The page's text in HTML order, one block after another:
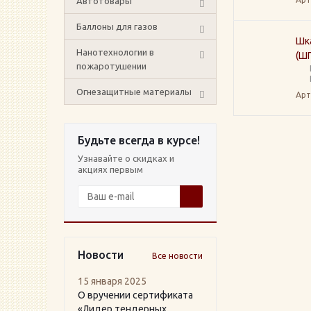
Баллоны для газов
Нанотехнологии в
пожаротушении
Огнезащитные материалы
Будьте всегда в курсе!
Узнавайте о скидках и
акциях первым
Новости Все новости
15 января 2025
О вручении сертификата